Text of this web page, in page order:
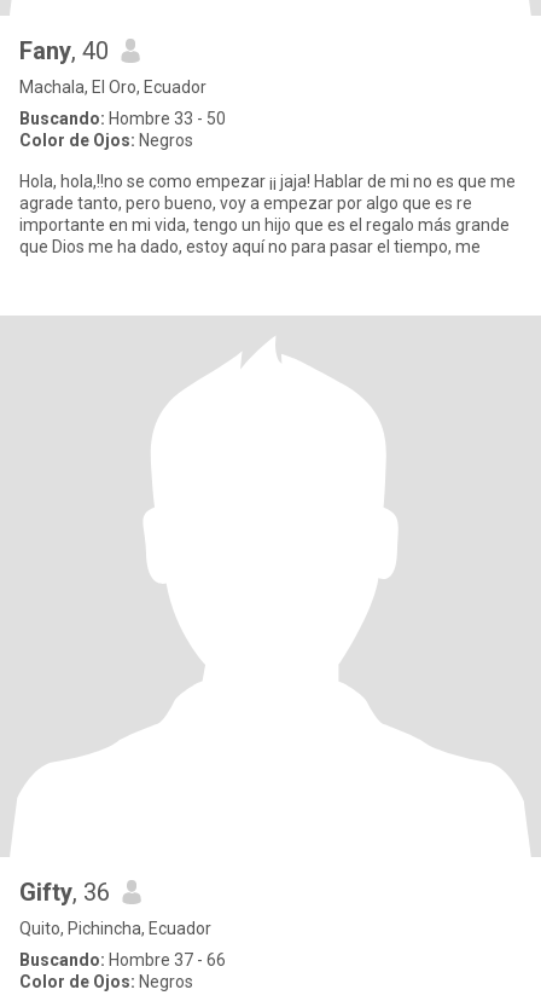
Fany, 40
Machala, El Oro, Ecuador
Buscando: Hombre 33 - 50
Color de Ojos: Negros
Hola, hola,!!no se como empezar ¡¡ jaja! Hablar de mi no es que me
agrade tanto, pero bueno, voy a empezar por algo que es re
importante en mi vida, tengo un hijo que es el regalo más grande
que Dios me ha dado, estoy aquí no para pasar el tiempo, me
Gifty, 36
Quito, Pichincha, Ecuador
Buscando: Hombre 37 - 66
Color de Ojos: Negros